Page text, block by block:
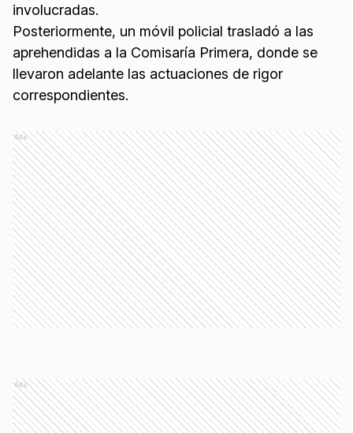
involucradas.
Posteriormente, un móvil policial trasladó a las
aprehendidas a la Comisaría Primera, donde se
llevaron adelante las actuaciones de rigor
correspondientes.
Ads
Ads